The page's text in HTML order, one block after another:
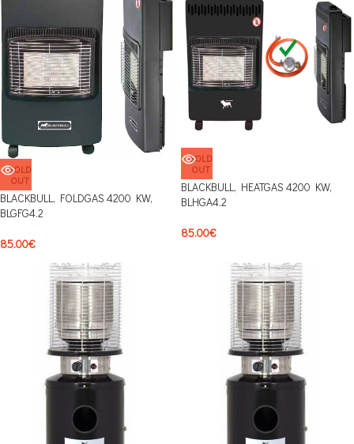
SOLD
OUT
BLACKBULL, FOLDGAS 4200 KW,
BLGFG4.2
85.00€
SOLD
OUT
BLACKBULL, HEATGAS 4200 KW,
BLHGA4.2
85.00€